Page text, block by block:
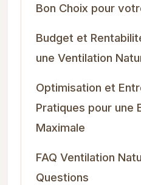
Bon Choix pour
Budget et
une Ventilation
Optimisation et
Pratiques pour une
Maximale
FAQ Ventilation
Questions